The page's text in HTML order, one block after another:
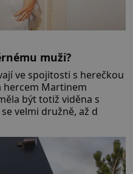
muži?
ve spojitosti s herečkou
hercem Martinem
být totiž viděna s
velmi družně, až d